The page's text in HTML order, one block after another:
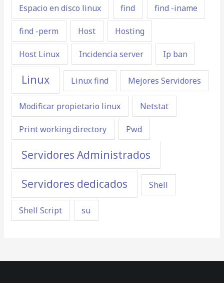
Espacio en disco linux find find -iname
find -perm Host Hosting
Host Linux Incidencia server Ip ban
Linux Linux find Mejores Servidores
Modificar propietario linux Netstat
Print working directory Pwd
Servidores Administrados
Servidores dedicados Shell
Shell Script su